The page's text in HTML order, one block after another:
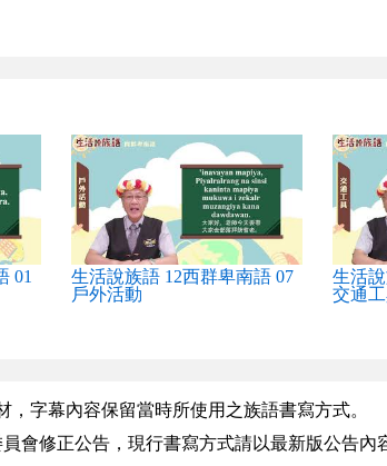
01
生活說族語 12西群卑南語 07
戶外活動
生活
交通
字幕內容保留當時所使用之族語書寫方式。
會修正公告，現行書寫方式請以最新版公告內